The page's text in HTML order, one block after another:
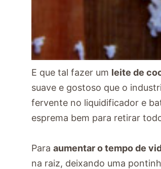
E que tal fazer um leite de
suave e gostoso que o
fervente no liquidificador e
esprema bem para retirar
Para aumentar o tempo de
na raiz, deixando uma